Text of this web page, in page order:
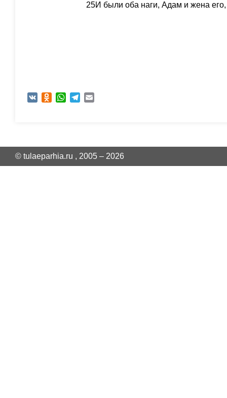
25И были оба наги, Адам и жена
VK Odnoklassniki
WhatsAppTelegram
© tulaeparhia.ru , 2005 – 2026